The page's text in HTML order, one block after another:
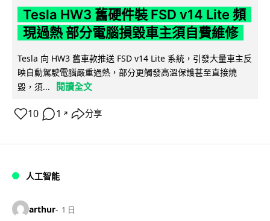
Tesla HW3 舊硬件裝 FSD v14 Lite 頻
現過熱 部分電腦損毀車主須自費維修
Tesla 向 HW3 舊車款推送 FSD v14 Lite 系統，引發大量車主反
映自動駕駛電腦嚴重過熱，部分更觸發高溫保護甚至直接燒
毀，須...
閱讀全文
10 1 ↗ 分享
人工智能
arthur 1 日